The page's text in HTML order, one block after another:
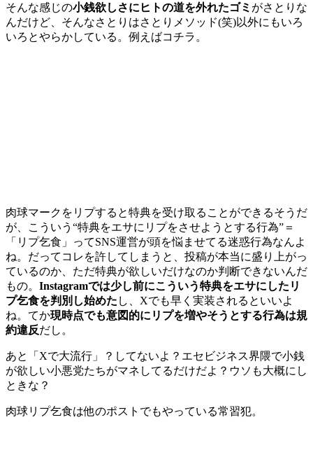
そんな感じの小銭欲しさにヒトの道を外れたゴミ がさとりな
んだけど、そんなさとりはさとりメソッド(笑)以外にもいろ
いろとやらかしている。例えばコチラ。
肉球マークをリプすると特典を受け取ることができるそうだ
が、こういう“特典をエサにリプをさせようとする行為”＝
「リプ乞食」ってSNS運営が頭を悩ませてる迷惑行為なんよ
ね。だってコレを許してしまうと、投稿が本当に盛り上がっ
ているのか、ただ特典が欲しいだけなのか判断できないんだ
もの。 Instagramでは少し前にこういう特典をエサにしたリ
プ乞食を判別し始めた し、Xでも早く実装されるといいよ
ね。てか現時点でも意図的にリプを増やそうとする行為は規
約違反だし。
あと「Xで大流行」？してないよ？エセビジネス界隈で小銭
が欲しい小悪党たちがマネしてるだけだよ？ウソも大概にし
ときな？
肉球リプ乞食は他のポストでもやっている常習犯。